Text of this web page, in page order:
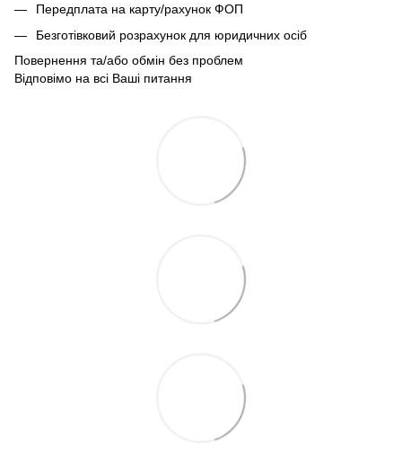
Передплата на карту/рахунок ФОП
Безготівковий розрахунок для юридичних осіб
Повернення та/або обмін без проблем
Відповімо на всі Ваші питання